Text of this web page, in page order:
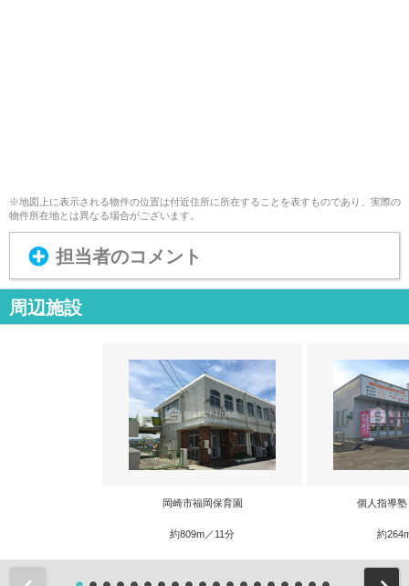
※地図上に表示される物件の位置は付近住所に所在することを表すものであり、実際の
物件所在地とは異なる場合がございます。
担当者のコメント
周辺施設
岡崎市福岡保育園
約809m／11分
個人指導
約